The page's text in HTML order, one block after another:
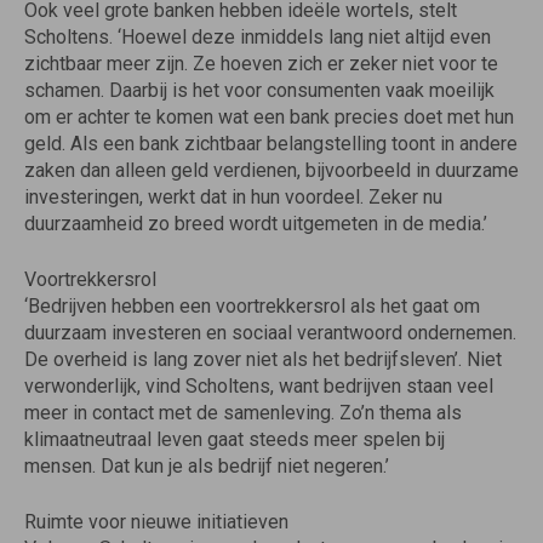
Ook veel grote banken hebben ideële wortels, stelt
Scholtens. ‘Hoewel deze inmiddels lang niet altijd even
zichtbaar meer zijn. Ze hoeven zich er zeker niet voor te
schamen. Daarbij is het voor consumenten vaak moeilijk
om er achter te komen wat een bank precies doet met hun
geld. Als een bank zichtbaar belangstelling toont in andere
zaken dan alleen geld verdienen, bijvoorbeeld in duurzame
investeringen, werkt dat in hun voordeel. Zeker nu
duurzaamheid zo breed wordt uitgemeten in de media.’
Voortrekkersrol
‘Bedrijven hebben een voortrekkersrol als het gaat om
duurzaam investeren en sociaal verantwoord ondernemen.
De overheid is lang zover niet als het bedrijfsleven’. Niet
verwonderlijk, vind Scholtens, want bedrijven staan veel
meer in contact met de samenle­ving. Zo’n thema als
klimaatneutraal leven gaat steeds meer spelen bij
mensen. Dat kun je als bedrijf niet negeren.’
Ruimte voor nieuwe initiatieven